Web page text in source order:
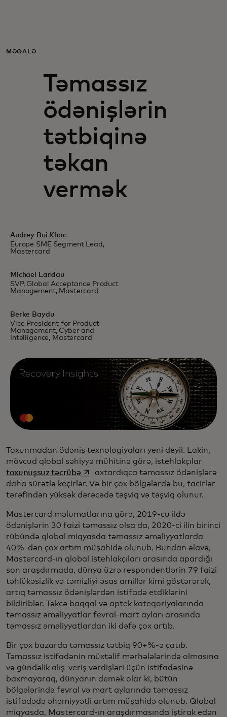
Biznes üçün
Dünya üçün
Yenilikçilər üçün
Xəbərlər və trendlər
MƏQALƏ
Təmassız
ödənişlərin
tətbiqinə
təkan
vermək
Audrey Bui Khac
Europe SME Segment Lead,
Mastercard
Michael Landau
SVP, Global Acceptance Product
Management, Mastercard
Berke Baydu
Vice President for Product
Management, Cyber and
Intelligence, Mastercard
Toxunmadan ödəniş texnologiyaları yeni deyil. Lakin,
mövcud qlobal səhiyyə mühitinə görə, istehlakçılar
toxunuşsuz təcrübəopens in a new tab
axtardıqca təmassız ödənişlərə
daha sürətlə keçirlər. Və bir çox bölgələrdə bu, tacirlər
tərəfindən yüksək dərəcədə təşviq və təşviq olunur.
Mastercard məlumatlarına görə, 2019-cu ildə
ödənişlərin 30 faizi təmassız olsa da, 2020-ci ilin birinci
rübündə qlobal miqyasda təmassız əməliyyatlarda
40%-dən çox artım müşahidə olunub. Bundan əlavə,
Mastercard-ın qlobal istehlakçıları arasında apardığı
son araşdırmada, dünya üzrə respondentlərin 79 faizi
təhlükəsizlik və təmizliyi əsas amillər kimi göstərərək,
artıq təmassız ödənişlərdən istifadə etdiklərini
bildiriblər. Təkcə baqqal və aptek kateqoriyalarında
təmassız əməliyyatlar fevral-mart ayları arasında
təmassız əməliyyatlardan iki dəfə çox artıb.
Bir çox bazarda təmassız tətbiq 90+%-ə çatıb.
Təmassız istifadənin müxtəlif mərhələlərində olmasına
və gündəlik alış-veriş vərdişləri üçün istifadəsinə
baxmayaraq, dünyanın demək olar ki, bütün
bölgələrində fevral və mart aylarında təmassız
istifadədə əhəmiyyətli artım müşahidə olunub. Qlobal
miqyasda, Mastercard-ın araşdırmasında iştirak edən